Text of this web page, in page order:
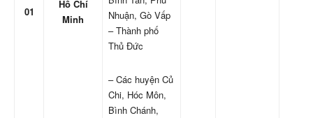
01
Hồ Chí
Minh
Nhuận, Gò Vấp
– Thành phố
Thủ Đức
– Các huyện Củ
Chi, Hóc Môn,
Bình Chánh,